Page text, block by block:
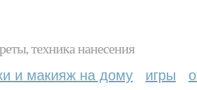
техника нанесения
и макияж на дому игры